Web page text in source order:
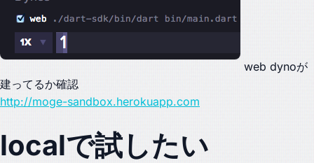
web dynoが
建ってるか確認
http://moge-sandbox.herokuapp.com
localで試したい